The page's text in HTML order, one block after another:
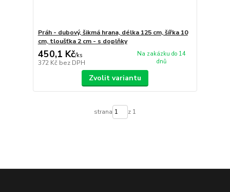
Práh - dubový, šikmá hrana, délka 125 cm, šířka 10
cm, tloušťka 2 cm - s doplňky
450,1 Kč/ks
372 Kč bez DPH
Na zakázku do 14
dnů
Zvolit variantu
strana z 1